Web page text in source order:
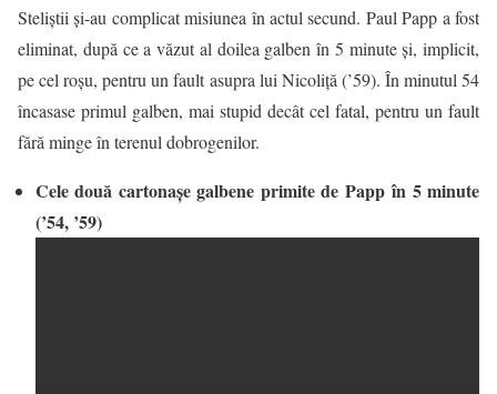
Steliştii şi-au complicat misiunea în actul secund. Paul Papp a fost
eliminat, după ce a văzut al doilea galben în 5 minute şi, implicit,
pe cel roşu, pentru un fault asupra lui Nicoliţă (’59). În minutul 54
încasase primul galben, mai stupid decât cel fatal, pentru un fault
fără minge în terenul dobrogenilor.
Cele două cartonaşe galbene primite de Papp în 5 minute
(’54, ’59)